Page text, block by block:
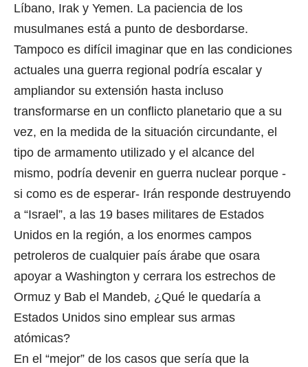
Líbano, Irak y Yemen. La paciencia de los
musulmanes está a punto de desbordarse.
Tampoco es difícil imaginar que en las condiciones
actuales una guerra regional podría escalar y
ampliandor su extensión hasta incluso
transformarse en un conflicto planetario que a su
vez, en la medida de la situación circundante, el
tipo de armamento utilizado y el alcance del
mismo, podría devenir en guerra nuclear porque -
si como es de esperar- Irán responde destruyendo
a “Israel”, a las 19 bases militares de Estados
Unidos en la región, a los enormes campos
petroleros de cualquier país árabe que osara
apoyar a Washington y cerrara los estrechos de
Ormuz y Bab el Mandeb, ¿Qué le quedaría a
Estados Unidos sino emplear sus armas
atómicas?
En el “mejor” de los casos que sería que la